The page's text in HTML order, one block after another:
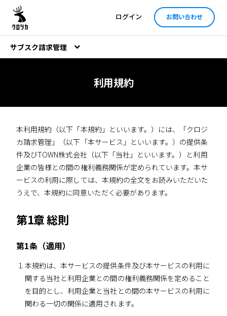
ログイン お問い合わせ
サブスク請求管理
利用規約
本利用規約（以下「本規約」といいます。）には、「クロジ
カ請求管理」（以下「本サービス」といいます。）の提供条
件及びTOWN株式会社（以下「当社」といいます。）と利用
企業の皆様との間の権利義務関係が定められています。本サ
ービスの利用に際しては、本規約の全文をお読みいただいた
うえで、本規約に同意いただく必要があります。
第1章 総則
第1条（適用）
本規約は、本サービスの提供条件及び本サービスの利用に
関する当社と利用企業との間の権利義務関係を定めること
を目的とし、利用企業と当社との間の本サービスの利用に
関わる一切の関係に適用されます。